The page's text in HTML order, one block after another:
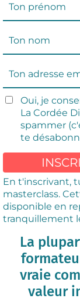
Oui, je
La Cordée
spammer
te
En t'inscrivant,
masterclass.
disponible en
tranquillement
La
vraie
valeur